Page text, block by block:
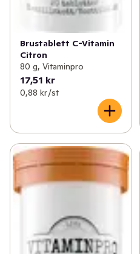
Brustablett C-Vitamin
Citron
80 g, Vitaminpro
17,51 kr
0,88 kr /st